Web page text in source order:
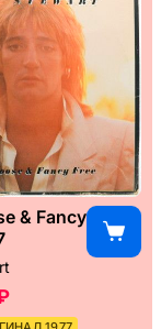
& Fancy